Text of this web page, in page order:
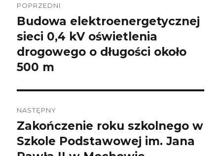
wpisu
POPRZEDNI
Poprzedni
wpis:
Budowa elektroenergetycznej
sieci 0,4 kV oświetlenia
drogowego o długości około
500 m
NASTĘPNY
Następny
wpis:
Zakończenie roku szkolnego w
Szkole Podstawowej im. Jana